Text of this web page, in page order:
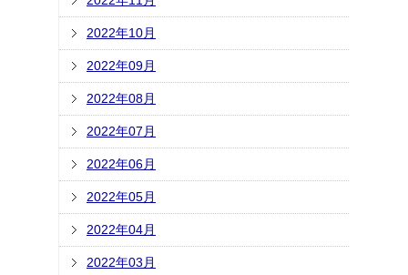
2022年10月
2022年09月
2022年08月
2022年07月
2022年06月
2022年05月
2022年04月
2022年03月